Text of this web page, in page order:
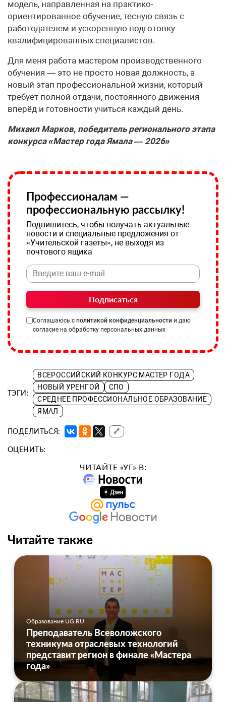
модель, направленная на практико-
ориентированное обучение, тесную связь с
работодателем и ускоренную подготовку
квалифицированных специалистов.
Для меня работа мастером производственного
обучения — это не просто новая должность, а
новый этап профессиональной жизни, который
требует полной отдачи, постоянного движения
вперёд и готовности учиться каждый день.
Михаил Марков, победитель регионального этапа
конкурса «Мастер года Ямала — 2026»
Профессионалам —
профессиональную рассылку!
Подпишитесь, чтобы получать актуальные
новости и специальные предложения от
«Учительской газеты», не выходя из
почтового ящика
Подписаться
Соглашаюсь с политикой конфиденциальности и даю
согласие на обработку персональных данных
ТЭГИ:
ВСЕРОССИЙСКИЙ КОНКУРС МАСТЕР ГОДА
НОВЫЙ УРЕНГОЙ
СПО
СРЕДНЕЕ ПРОФЕССИОНАЛЬНОЕ ОБРАЗОВАНИЕ
ЯМАЛ
ПОДЕЛИТЬСЯ: 🔗
ОЦЕНИТЬ:
ЧИТАЙТЕ «УГ» В:
Читайте также
Образование UG.RU
Преподаватель Всеволожского
техникума отраслевых технологий
представит регион в финале «Мастера
года»